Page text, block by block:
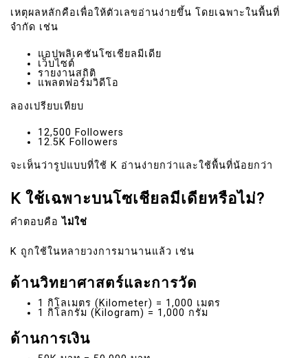
เหตุผลหลักคือเพื่อให้ตัวเลขอ่านง่ายขึ้น โดยเฉพาะในพื้นที่
จำกัด เช่น
แอปพลิเคชันโซเชียลมีเดีย
เว็บไซต์
รายงานสถิติ
แพลตฟอร์มวิดีโอ
ลองเปรียบเทียบ
12,500 Followers
12.5K Followers
จะเห็นว่ารูปแบบที่ใช้ K อ่านง่ายกว่าและใช้พื้นที่น้อยกว่า
K ใช้เฉพาะบนโซเชียลมีเดียหรือไม่?
คำตอบคือไม่ใช่
K ถูกใช้ในหลายวงการมานานแล้ว เช่น
ด้านวิทยาศาสตร์และการวัด
1 กิโลเมตร (Kilometer) = 1,000 เมตร
1 กิโลกรัม (Kilogram) = 1,000 กรัม
ด้านการเงิน